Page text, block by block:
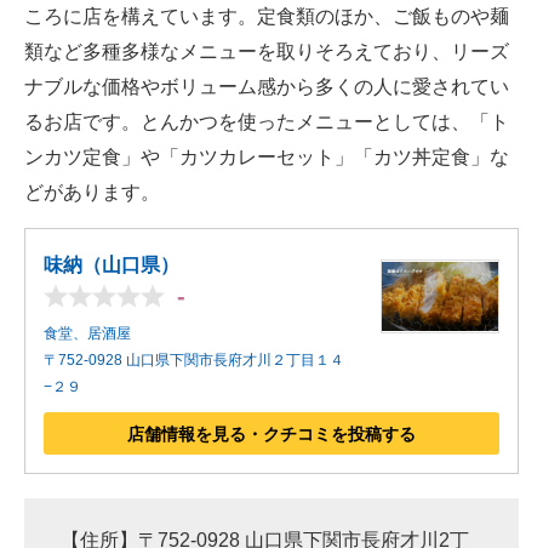
ころに店を構えています。定食類のほか、ご飯ものや麺
類など多種多様なメニューを取りそろえており、リーズ
ナブルな価格やボリューム感から多くの人に愛されてい
るお店です。とんかつを使ったメニューとしては、「ト
ンカツ定食」や「カツカレーセット」「カツ丼定食」な
どがあります。
味納（山口県）
-
食堂、居酒屋
〒752-0928 山口県下関市長府才川２丁目１４
−２９
店舗情報を見る・クチコミを投稿する
【住所】〒752-0928 山口県下関市長府才川2丁